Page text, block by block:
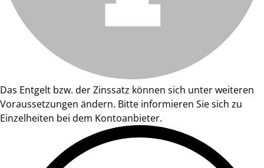
Das Entgelt bzw. der Zinssatz können sich unter weiteren
Voraussetzungen ändern. Bitte informieren Sie sich zu
Einzelheiten bei dem Kontoanbieter.